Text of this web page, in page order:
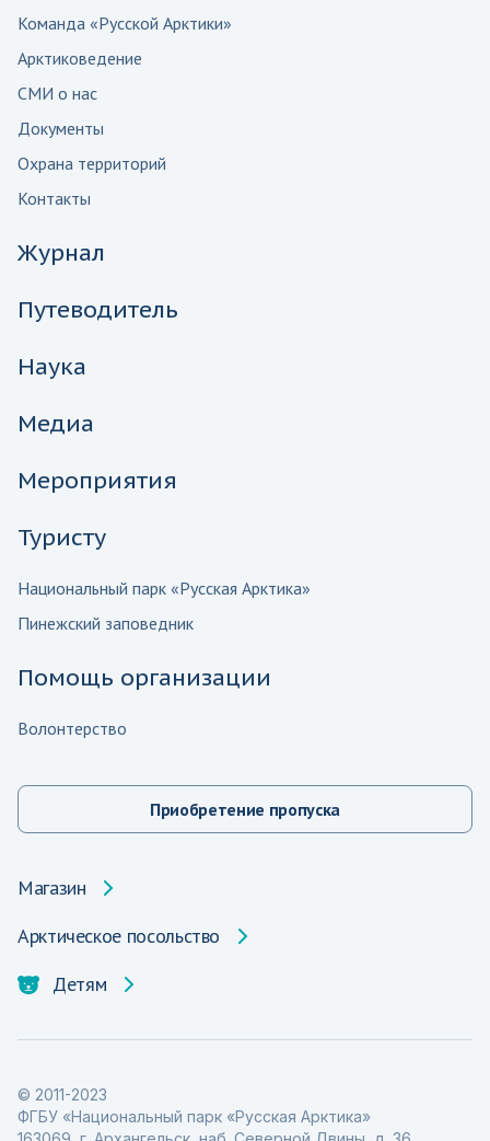
Команда «Русской Арктики»
Арктиковедение
СМИ о нас
Документы
Охрана территорий
Контакты
Журнал
Путеводитель
Наука
Медиа
Мероприятия
Туристу
Национальный парк «Русская Арктика»
Пинежский заповедник
Помощь организации
Волонтерство
Приобретение пропуска
Магазин
Арктическое посольство
Детям
© 2011-2023
ФГБУ «Национальный парк «Русская Арктика»